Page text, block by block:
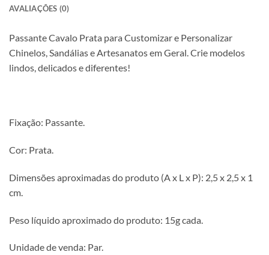
AVALIAÇÕES (0)
Passante Cavalo Prata para Customizar e Personalizar
Chinelos, Sandálias e Artesanatos em Geral. Crie modelos
lindos, delicados e diferentes!
Fixação: Passante.
Cor: Prata.
Dimensões aproximadas do produto (A x L x P): 2,5 x 2,5 x 1
cm.
Peso líquido aproximado do produto: 15g cada.
Unidade de venda: Par.